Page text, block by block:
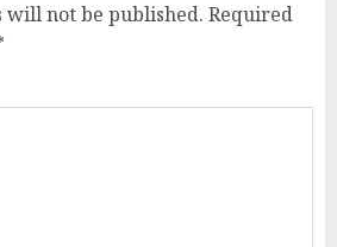
will not be published. Required